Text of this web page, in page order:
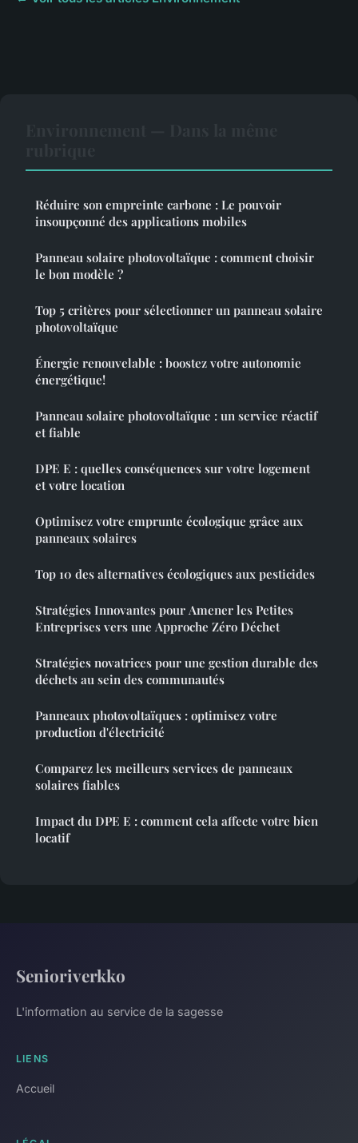
Réduire son empreinte carbone : Le pouvoir
insoupçonné des applications mobiles
Panneau solaire photovoltaïque : comment choisir
le bon modèle ?
Top 5 critères pour sélectionner un panneau solaire
photovoltaïque
Énergie renouvelable : boostez votre autonomie
énergétique!
Panneau solaire photovoltaïque : un service réactif
et fiable
DPE E : quelles conséquences sur votre logement
et votre location
Optimisez votre emprunte écologique grâce aux
panneaux solaires
Top 10 des alternatives écologiques aux pesticides
Stratégies Innovantes pour Amener les Petites
Entreprises vers une Approche Zéro Déchet
Stratégies novatrices pour une gestion durable des
déchets au sein des communautés
Panneaux photovoltaïques : optimisez votre
production d'électricité
Comparez les meilleurs services de panneaux
solaires fiables
Impact du DPE E : comment cela affecte votre bien
locatif
Senioriverkko
L'information au service de la sagesse
LIENS
Accueil